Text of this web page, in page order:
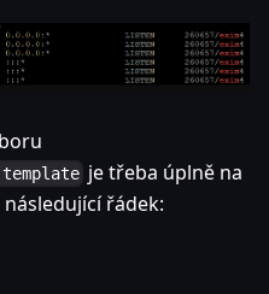
je třeba úplně na
řádek: